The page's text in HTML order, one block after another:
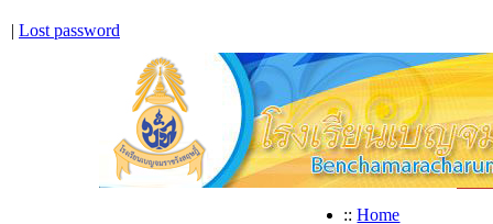
| Lost password
:: Home